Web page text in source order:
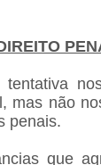
mas não
penais.
que